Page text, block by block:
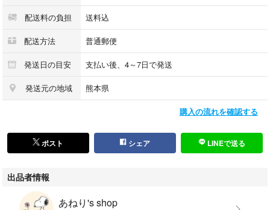
⭐️⭐️⭐️⭐️⭐️⭐️⭐️⭐️⭐️⭐️⭐️⭐️⭐️⭐️⭐️⭐️⭐️
素人のハンドメイドです🧵
既製品のような完璧なものではありませんけど、仕上げのアイロンまで丁
寧に行っております✨
#ハンドメイドポーチ #ハリネズミポーチ #ファスナーポーチ #小物入れ #
配送料の負担 送料込
配送方法 普通郵便
発送日の目安 支払い後、4～7日で発送
発送元の地域 熊本県
購入の流れを確認する
ポスト シェア LINEで送る
出品者情報
あねり's shop